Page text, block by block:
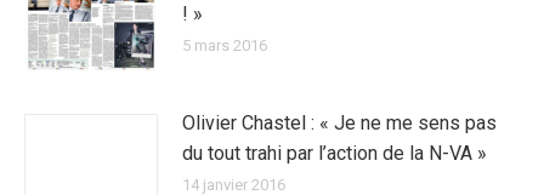
! »
5 mars 2016
Olivier Chastel : « Je ne me sens pas
du tout trahi par l’action de la N-VA »
14 janvier 2016